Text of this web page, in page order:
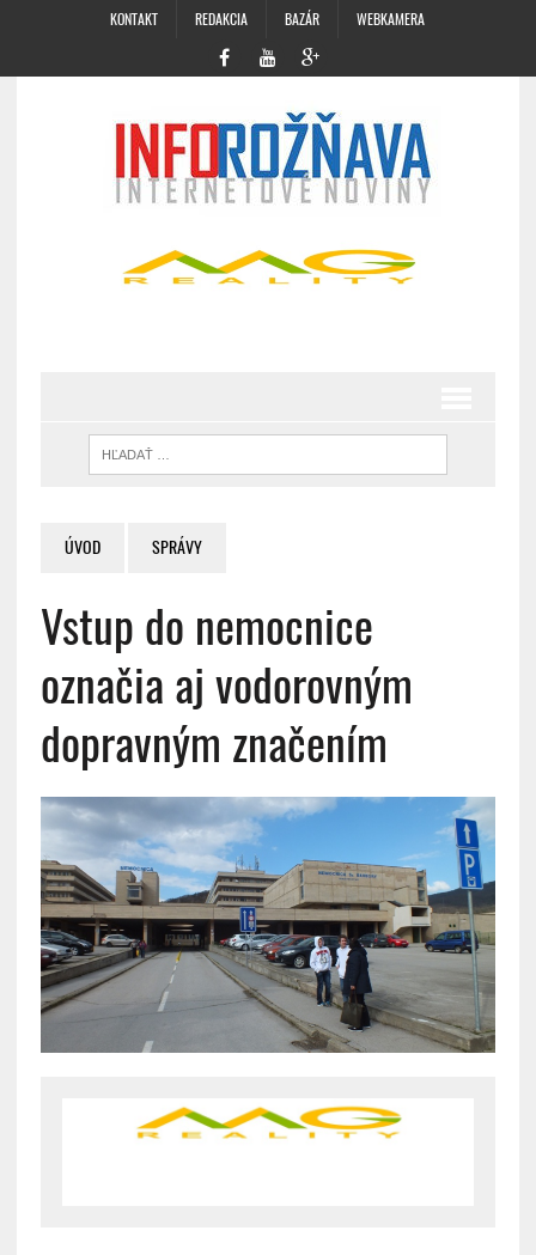
KONTAKT REDAKCIA BAZÁR WEBKAMERA
ÚVOD SPRÁVY
Vstup do nemocnice
označia aj vodorovným
dopravným značením